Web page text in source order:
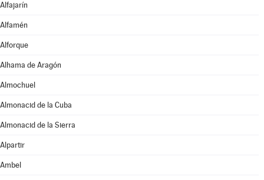
Alfajarín
Alfamén
Alforque
Alhama de Aragón
Almochuel
Almonacid de la Cuba
Almonacid de la Sierra
Alpartir
Ambel